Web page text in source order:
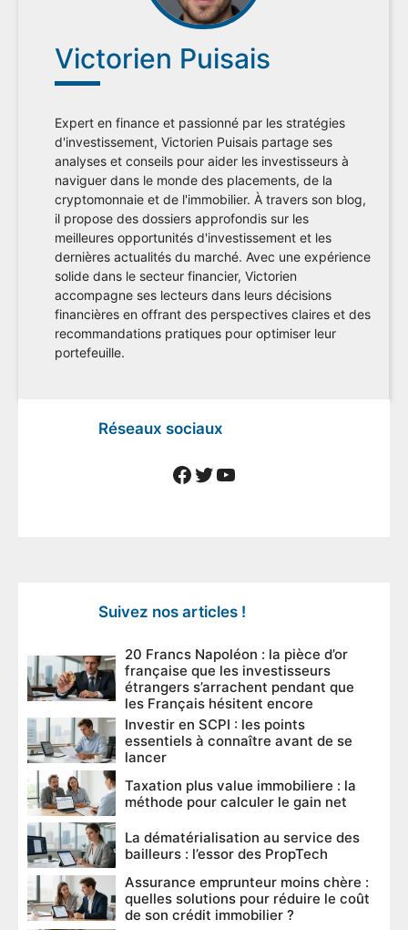
Victorien Puisais
Expert en finance et passionné par les stratégies
d'investissement, Victorien Puisais partage ses
analyses et conseils pour aider les investisseurs à
naviguer dans le monde des placements, de la
cryptomonnaie et de l'immobilier. À travers son blog,
il propose des dossiers approfondis sur les
meilleures opportunités d'investissement et les
dernières actualités du marché. Avec une expérience
solide dans le secteur financier, Victorien
accompagne ses lecteurs dans leurs décisions
financières en offrant des perspectives claires et des
recommandations pratiques pour optimiser leur
portefeuille.
Réseaux sociaux
Facebook
Twitter
YouTube
Suivez nos articles !
20 Francs Napoléon : la pièce d’or
française que les investisseurs
étrangers s’arrachent pendant que
les Français hésitent encore
Investir en SCPI : les points
essentiels à connaître avant de se
lancer
Taxation plus value immobiliere : la
méthode pour calculer le gain net
La dématérialisation au service des
bailleurs : l’essor des PropTech
Assurance emprunteur moins chère :
quelles solutions pour réduire le coût
de son crédit immobilier ?